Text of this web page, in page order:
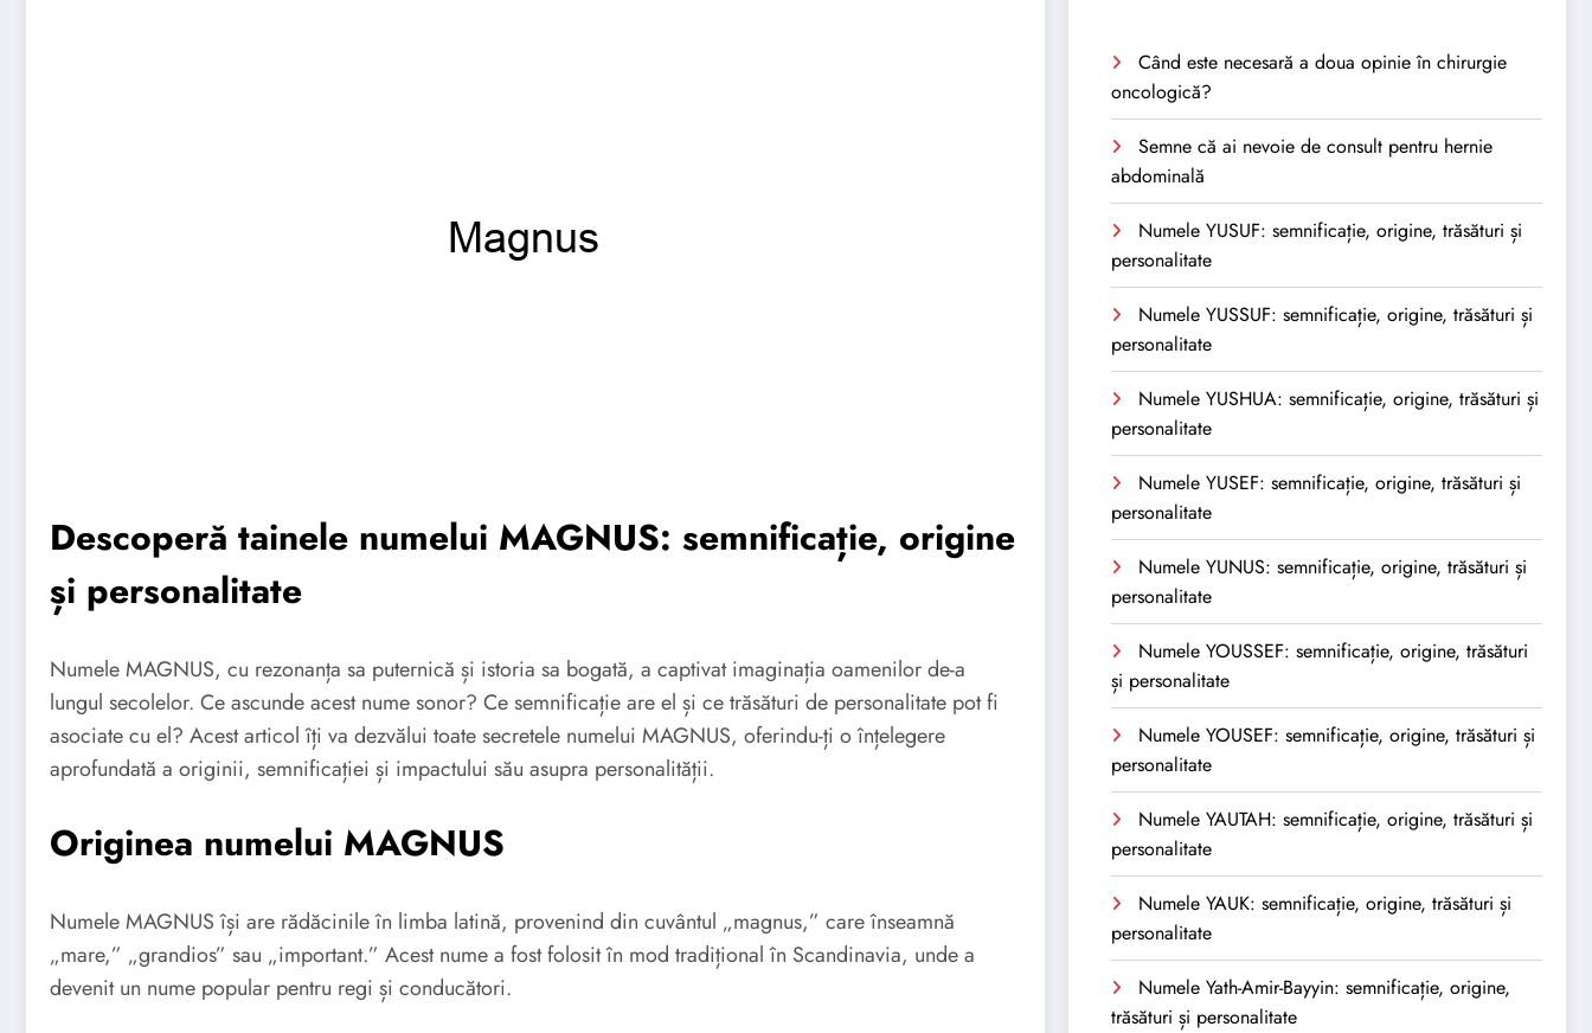
Descoperă tainele numelui MAGNUS: semnificație, origine
și personalitate
Numele MAGNUS, cu rezonanța sa puternică și istoria sa bogată, a captivat imaginația oamenilor de-a
lungul secolelor. Ce ascunde acest nume sonor? Ce semnificație are el și ce trăsături de personalitate pot fi
asociate cu el? Acest articol îți va dezvălui toate secretele numelui MAGNUS, oferindu-ți o înțelegere
aprofundată a originii, semnificației și impactului său asupra personalității.
Originea numelui MAGNUS
Numele MAGNUS își are rădăcinile în limba latină, provenind din cuvântul „magnus,” care înseamnă
„mare,” „grandios” sau „important.” Acest nume a fost folosit în mod tradițional în Scandinavia, unde a
devenit un nume popular pentru regi și conducători.
Când este necesară a doua opinie în chirurgie
oncologică?
Semne că ai nevoie de consult pentru hernie
abdominală
Numele YUSUF: semnificație, origine, trăsături și
personalitate
Numele YUSSUF: semnificație, origine, trăsături și
personalitate
Numele YUSHUA: semnificație, origine, trăsături și
personalitate
Numele YUSEF: semnificație, origine, trăsături și
personalitate
Numele YUNUS: semnificație, origine, trăsături și
personalitate
Numele YOUSSEF: semnificație, origine, trăsături
și personalitate
Numele YOUSEF: semnificație, origine, trăsături și
personalitate
Numele YAUTAH: semnificație, origine, trăsături și
personalitate
Numele YAUK: semnificație, origine, trăsături și
personalitate
Numele Yath-Amir-Bayyin: semnificație, origine,
trăsături și personalitate